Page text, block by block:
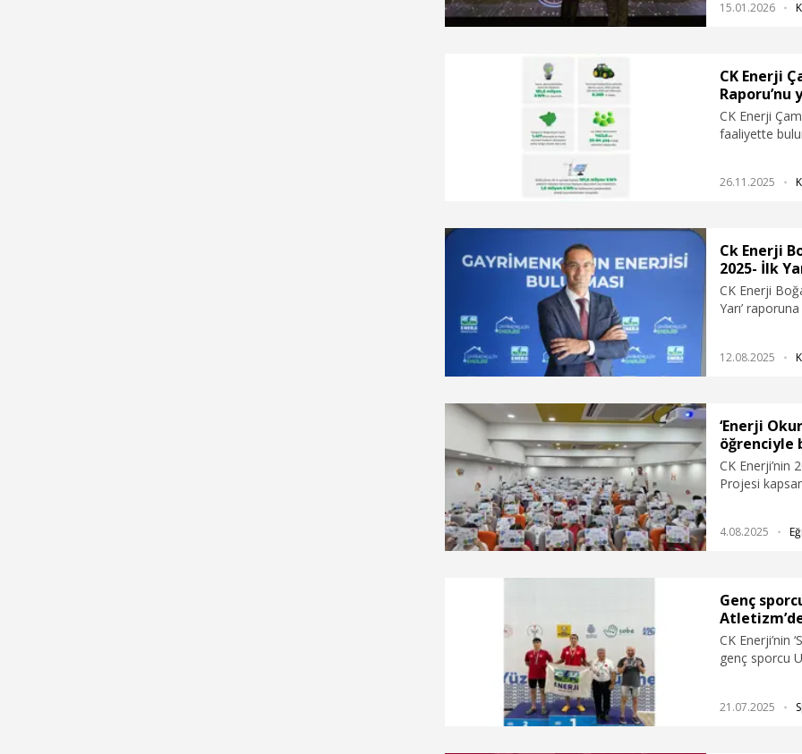
tescillediğini
15.01.2026
CK Enerji
Raporu’nu
CK Enerji
faaliyette
Muharrem
sürdürülebilir
niteliği
26.11.2025
Ck Enerji
2025- İlk
CK Enerji
Yarı’
Enerji
hareketi,
elektrik
yatırımına
Böylece
mümkün
12.08.2025
‘Enerji
öğrenciyle
CK Enerji’nin
Projesi
çocuğa
4.08.2025
Genç
CK Enerji’nin
genç sporcu
başarıya imza
21.07.2025